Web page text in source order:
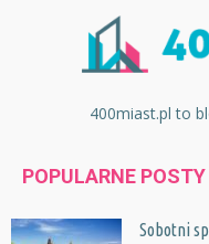
400miast.pl to
POPULARNE POSTY
Sobotni